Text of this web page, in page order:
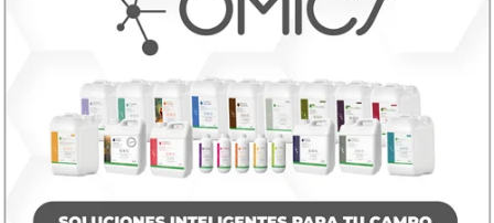
Provinciales